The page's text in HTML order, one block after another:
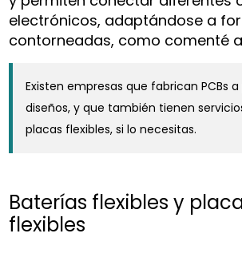
electrónicos, adaptándose a
contorneadas, como comenté
Existen empresas que fabrican PCBs
diseños, y que también tienen
placas flexibles, si lo necesitas.
Baterías flexibles y
flexibles